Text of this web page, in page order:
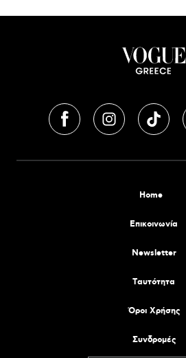
Home
Επικοινωνία
Newsletter
Tαυτότητα
Όροι Χρήσης
Συνδρομές